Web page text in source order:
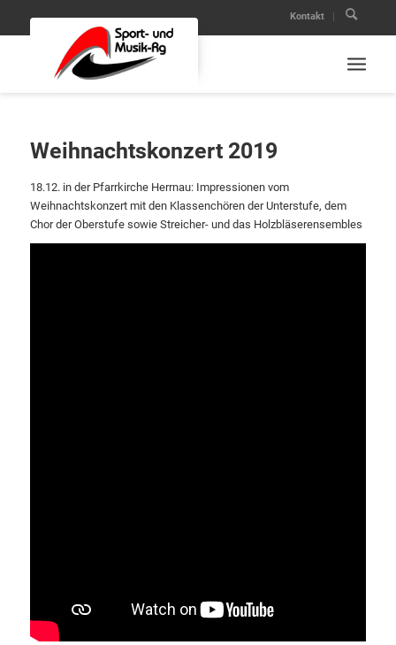
Kontakt
Weihnachtskonzert 2019
18.12. in der Pfarrkirche Herrnau: Impressionen vom
Weihnachtskonzert mit den Klassenchören der Unterstufe, dem
Chor der Oberstufe sowie Streicher- und das Holzbläserensembles